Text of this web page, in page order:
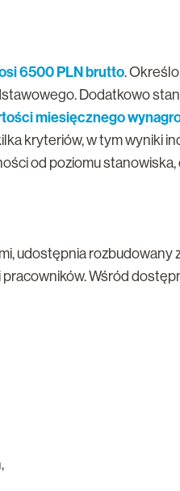
6500 PLN brutto.
Dodatkowo
miesięcznego
kryteriów, w tym wyniki
od poziomu
udostępnia
Wśród